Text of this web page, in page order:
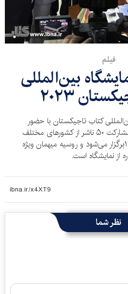
فیلم
بین‌المللی
۲۰۲۳
کتاب تاجیکستان با حضور
هشت کشور خارجی و مشارکت ۵۰ ناشر از کشورهای مختلف
تا سیزدهم مهر ماه ۱۴۰۲برگزار می‌شود و روسیه میهمان ویژه
از نمایشگاه است.
نظر شما